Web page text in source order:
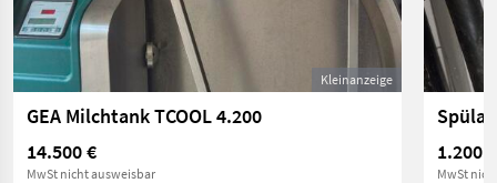
Kleinanzeige
GEA Milchtank TCOOL 4.200
14.500 €
MwSt nicht ausweisbar
1.200 €
MwSt